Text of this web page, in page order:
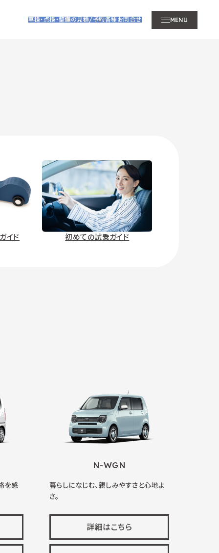
車検・点検・整備の見積/予約各種お問合せ MENU
イド 初めての試乗ガイド
を感
N-WGN
暮らしになじむ、親しみやすさと心地よ
さ。
詳細はこちら